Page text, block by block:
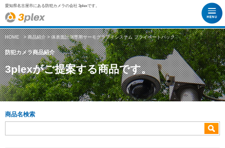
愛知県名古屋市にある防犯カメラの会社 3plexです。
HOME>商品紹介> 体表面計測専用サーモグラフィシステム プライベートパック
防犯カメラ商品紹介
3plexがご提案する商品です。
商品名検索